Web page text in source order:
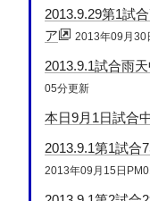
2013.9.29第1試
ア
2013年09月30
2013.9.1試合雨
05分更新
本日9月1日試合
2013.9.1第1試合
2013年09月15日